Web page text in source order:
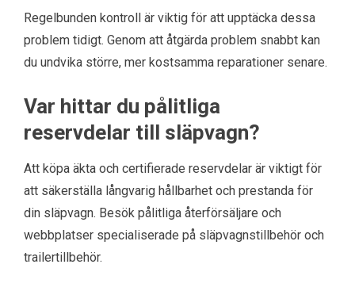
Regelbunden kontroll är viktig för att upptäcka dessa
problem tidigt. Genom att åtgärda problem snabbt kan
du undvika större, mer kostsamma reparationer senare.
Var hittar du pålitliga
reservdelar till släpvagn?
Att köpa äkta och certifierade reservdelar är viktigt för
att säkerställa långvarig hållbarhet och prestanda för
din släpvagn. Besök pålitliga återförsäljare och
webbplatser specialiserade på släpvagnstillbehör och
trailertillbehör.